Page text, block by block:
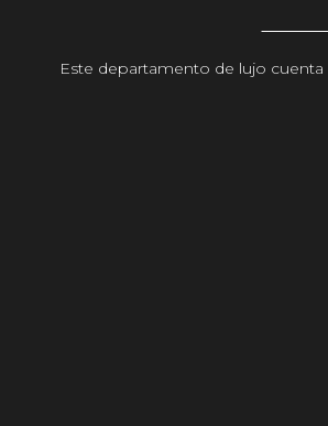
Este departamento de lujo cuenta